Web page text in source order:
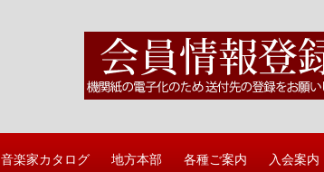
音楽家カタログ 地方本部 各種ご案内 入会案内